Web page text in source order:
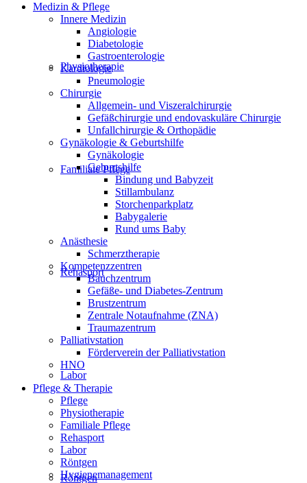
Physiotherapie
Familiale Pflege
Rehasport
Labor
Röntgen
Medizin & Pflege
Innere Medizin
Angiologie
Diabetologie
Gastroenterologie
Kardiologie
Pneumologie
Chirurgie
Allgemein- und Viszeralchirurgie
Gefäßchirurgie und endovaskuläre Chirurgie
Unfallchirurgie & Orthopädie
Gynäkologie & Geburtshilfe
Gynäkologie
Geburtshilfe
Bindung und Babyzeit
Stillambulanz
Storchenparkplatz
Babygalerie
Rund ums Baby
Anästhesie
Schmerztherapie
Kompetenzzentren
Bauchzentrum
Gefäße- und Diabetes-Zentrum
Brustzentrum
Zentrale Notaufnahme (ZNA)
Traumazentrum
Palliativstation
Förderverein der Palliativstation
HNO
Pflege & Therapie
Pflege
Physiotherapie
Familiale Pflege
Rehasport
Labor
Röntgen
Hygienemanagement